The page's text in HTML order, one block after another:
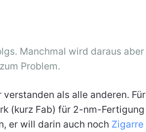
Manchmal wird daraus aber
Problem.
als alle anderen. Für
(kurz Fab) für 2-nm-Fertigung
er will darin auch noch Zigarre